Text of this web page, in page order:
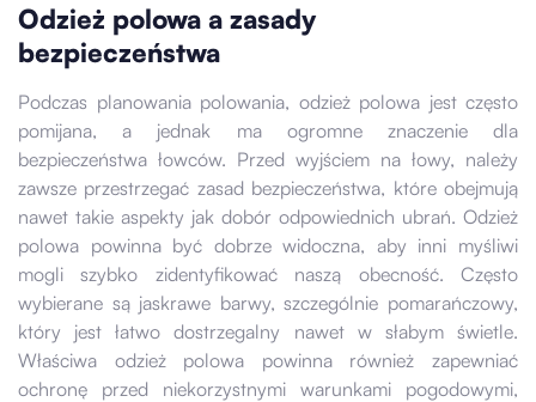
Odzież polowa a zasady
bezpieczeństwa
Podczas planowania polowania, odzież polowa jest często
pomijana, a jednak ma ogromne znaczenie dla
bezpieczeństwa łowców. Przed wyjściem na łowy, należy
zawsze przestrzegać zasad bezpieczeństwa, które obejmują
nawet takie aspekty jak dobór odpowiednich ubrań. Odzież
polowa powinna być dobrze widoczna, aby inni myśliwi
mogli szybko zidentyfikować naszą obecność. Często
wybierane są jaskrawe barwy, szczególnie pomarańczowy,
który jest łatwo dostrzegalny nawet w słabym świetle.
Właściwa odzież polowa powinna również zapewniać
ochronę przed niekorzystnymi warunkami pogodowymi,